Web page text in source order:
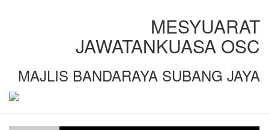
MESYUARAT
JAWATANKUASA OSC
MAJLIS BANDARAYA SUBANG JAYA